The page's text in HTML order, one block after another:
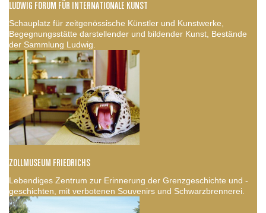
LUDWIG FORUM FÜR INTERNATIONALE KUNST
Schauplatz für zeitgenössische Künstler und Kunstwerke,
Begegnungsstätte darstellender und bildender Kunst, Bestände
der Sammlung Ludwig.
ZOLLMUSEUM FRIEDRICHS
Lebendiges Zentrum zur Erinnerung der Grenzgeschichte und -
geschichten, mit verbotenen Souvenirs und Schwarzbrennerei.